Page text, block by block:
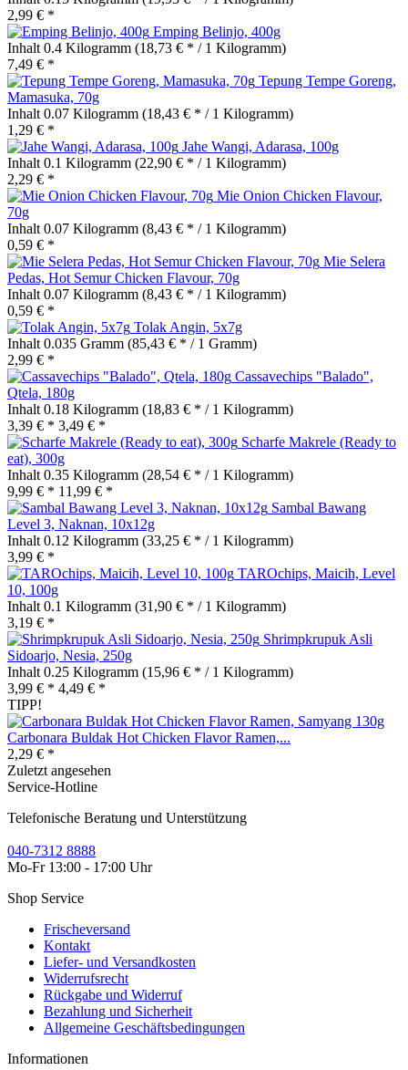
2,99 € *
Emping Belinjo, 400g
Inhalt 0.4 Kilogramm (18,73 € * / 1 Kilogramm)
7,49 € *
Tepung Tempe Goreng,
Mamasuka, 70g
Inhalt 0.07 Kilogramm (18,43 € * / 1 Kilogramm)
1,29 € *
Jahe Wangi, Adarasa, 100g
Inhalt 0.1 Kilogramm (22,90 € * / 1 Kilogramm)
2,29 € *
Mie Onion Chicken Flavour,
70g
Inhalt 0.07 Kilogramm (8,43 € * / 1 Kilogramm)
0,59 € *
Mie Selera
Pedas, Hot Semur Chicken Flavour, 70g
Inhalt 0.07 Kilogramm (8,43 € * / 1 Kilogramm)
0,59 € *
Tolak Angin, 5x7g
Inhalt 0.035 Gramm (85,43 € * / 1 Gramm)
2,99 € *
Cassavechips "Balado",
Qtela, 180g
Inhalt 0.18 Kilogramm (18,83 € * / 1 Kilogramm)
3,39 € * 3,49 € *
Scharfe Makrele (Ready to
eat), 300g
Inhalt 0.35 Kilogramm (28,54 € * / 1 Kilogramm)
9,99 € * 11,99 € *
Sambal Bawang
Level 3, Naknan, 10x12g
Inhalt 0.12 Kilogramm (33,25 € * / 1 Kilogramm)
3,99 € *
TAROchips, Maicih, Level
10, 100g
Inhalt 0.1 Kilogramm (31,90 € * / 1 Kilogramm)
3,19 € *
Shrimpkrupuk Asli
Sidoarjo, Nesia, 250g
Inhalt 0.25 Kilogramm (15,96 € * / 1 Kilogramm)
3,99 € * 4,49 € *
TIPP!
Carbonara Buldak Hot Chicken Flavor Ramen,...
2,29 € *
Zuletzt angesehen
Service-Hotline
Telefonische Beratung und Unterstützung
040-7312 8888
Mo-Fr 13:00 - 17:00 Uhr
Shop Service
Frischeversand
Kontakt
Liefer- und Versandkosten
Widerrufsrecht
Rückgabe und Widerruf
Bezahlung und Sicherheit
Allgemeine Geschäftsbedingungen
Informationen